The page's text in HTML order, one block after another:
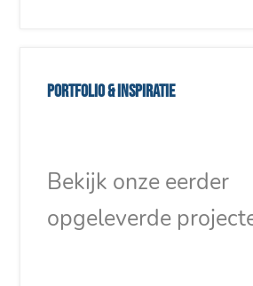
Portfolio & inspiratie
Bekijk onze eerder
opgeleverde